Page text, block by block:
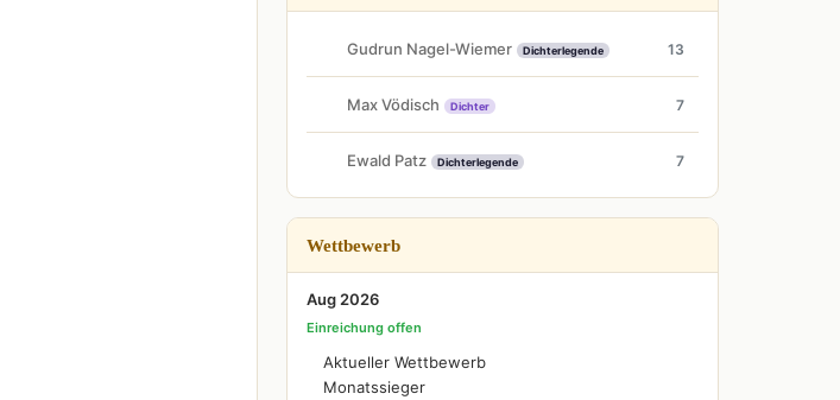
Gudrun Nagel-Wiemer Dichterlegende 13
Max Vödisch Dichter 7
Ewald Patz Dichterlegende 7
Wettbewerb
Aug 2026
Einreichung offen
Aktueller Wettbewerb
Monatssieger